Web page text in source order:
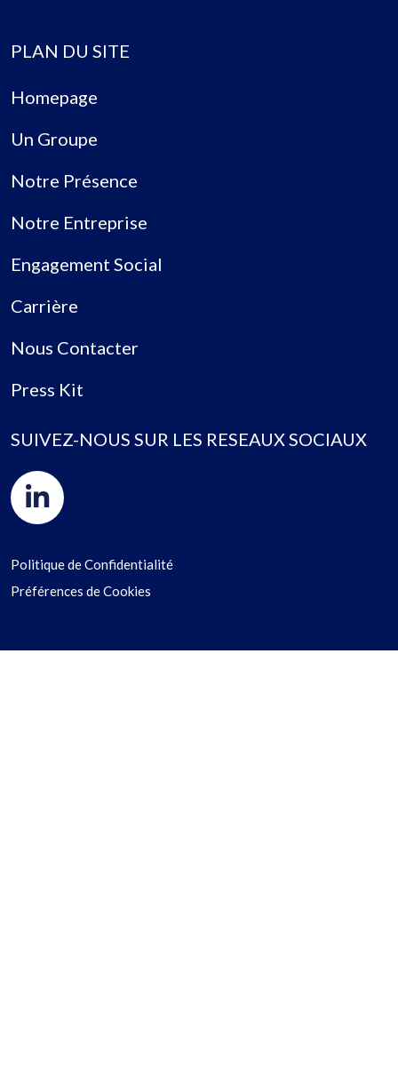
PLAN DU SITE
Homepage
Un Groupe
Notre Présence
Notre Entreprise
Engagement Social
Carrière
Nous Contacter
Press Kit
SUIVEZ-NOUS SUR LES RESEAUX SOCIAUX
Politique de Confidentialité
Préférences de Cookies